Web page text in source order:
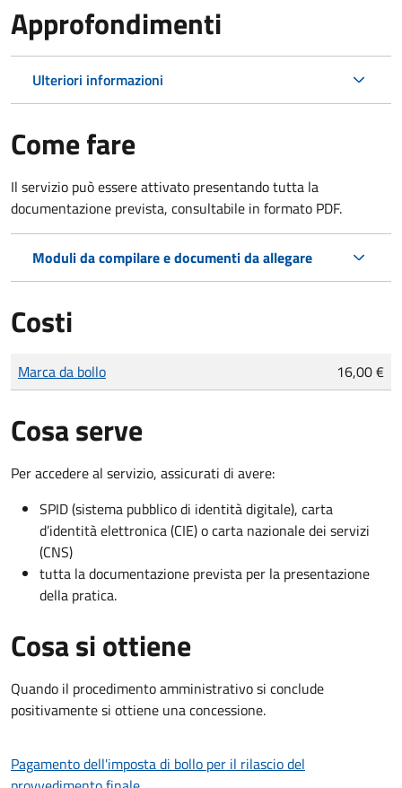
Approfondimenti
Ulteriori informazioni
Come fare
Il servizio può essere attivato presentando tutta la
documentazione prevista, consultabile in formato PDF.
Moduli da compilare e documenti da allegare
Costi
Tipo di pagamento
Importo
Marca da bollo 16,00 €
Cosa serve
Per accedere al servizio, assicurati di avere:
SPID (sistema pubblico di identità digitale), carta
d’identità elettronica (CIE) o carta nazionale dei servizi
(CNS)
tutta la documentazione prevista per la presentazione
della pratica.
Cosa si ottiene
Quando il procedimento amministrativo si conclude
positivamente si ottiene una concessione.
Pagamento dell'imposta di bollo per il rilascio del